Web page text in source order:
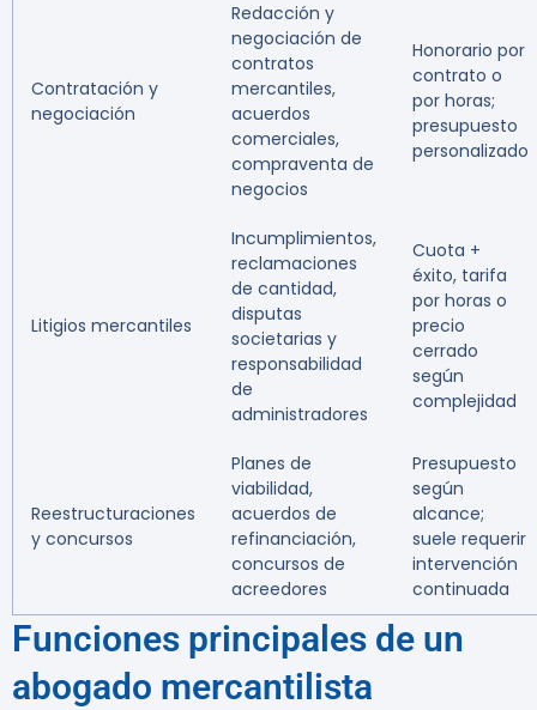
Contratación y
negociación
Redacción y
negociación de
contratos
mercantiles,
acuerdos
comerciales,
compraventa de
negocios
Honorario por
contrato o
por horas;
presupuesto
personalizado
Litigios mercantiles
Incumplimientos,
reclamaciones
de cantidad,
disputas
societarias y
responsabilidad
de
administradores
Cuota +
éxito, tarifa
por horas o
precio
cerrado
según
complejidad
Reestructuraciones
y concursos
Planes de
viabilidad,
acuerdos de
refinanciación,
concursos de
acreedores
Presupuesto
según
alcance;
suele requerir
intervención
continuada
Funciones principales de un
abogado mercantilista